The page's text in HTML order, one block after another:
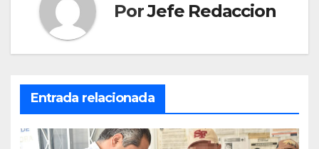
PorJefe Redaccion
Entrada relacionada